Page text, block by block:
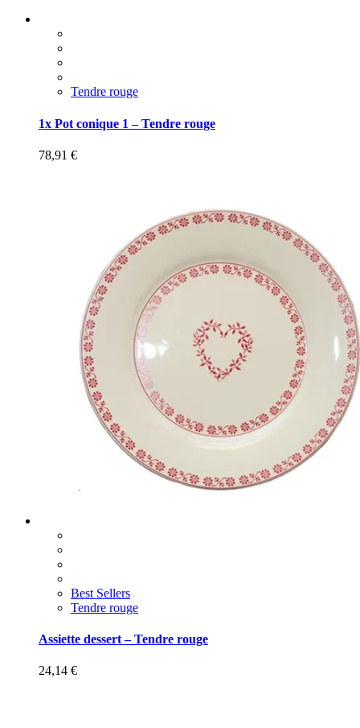
Tendre rouge
1x Pot conique 1 – Tendre rouge
78,91 €
Best Sellers
Tendre rouge
Assiette dessert – Tendre rouge
24,14 €